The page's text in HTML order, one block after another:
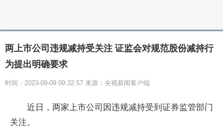
两上市公司违规减持受关注 证监会对规范股份减持行
为提出明确要求
时间：2023-09-09 09:32:57 来源：央视新闻客户端
近日，两家上市公司因违规减持受到证券监管部门
关注。